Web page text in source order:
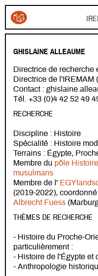
GHISLAINE ALLEAUME
Directrice de recherche
Directrice de l'IREMAM
Contact :
Tél. +33 (0)4 42 52 49
RECHERCHE
Discipline : Histoire
Spécialité : Histoire
Terrains : Égypte,
Membre du pôle
musulmans
Membre de l'
(2019-2022),
Albrecht Fuess
THÈMES DE RECHERCHE
- Histoire du Proche-
particulièrement :
- Histoire de l'Égypte et
- Anthropologie